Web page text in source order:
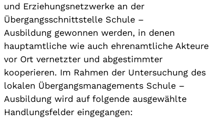
und Erziehungsnetzwerke an der
Übergangsschnittstelle Schule –
Ausbildung gewonnen werden, in denen
hauptamtliche wie auch ehrenamtliche Akteure
vor Ort vernetzter und abgestimmter
kooperieren. Im Rahmen der Untersuchung des
lokalen Übergangsmanagements Schule –
Ausbildung wird auf folgende ausgewählte
Handlungsfelder eingegangen: